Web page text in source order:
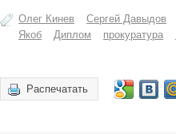
Олег Кинев Сергей Давыдов
Якоб
Диплом прокуратура
Распечатать